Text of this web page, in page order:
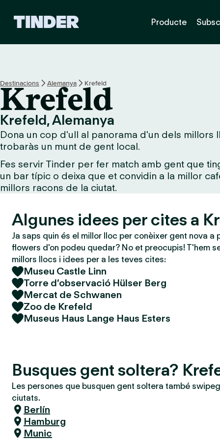
I
n
i
i
Producte
Destinacions Alemanya Krefeld
Krefeld
Krefeld, Alemanya
Dona un cop d'ull al panorama d'un dels millors
trobaràs un munt de gent local.
Fes servir Tinder per fer match amb gent que
un bar típic o deixa que et convidin a la millor
millors racons de la ciutat.
Algunes idees per cites a
Ja saps quin és el millor lloc per conèixer gent nova a
flowers d'on podeu quedar? No et preocupis! T'hem
millors llocs i idees per a les teves cites:
Museu Castle Linn
Torre d’observació Hülser Berg
Mercat de Schwanen
Zoo de Krefeld
Museus Haus Lange Haus Esters
Busques gent soltera?
Les persones que busquen gent soltera també
ciutats.
Berlín
Hamburg
Munic